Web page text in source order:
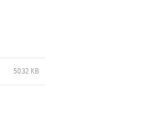
50.32 KB